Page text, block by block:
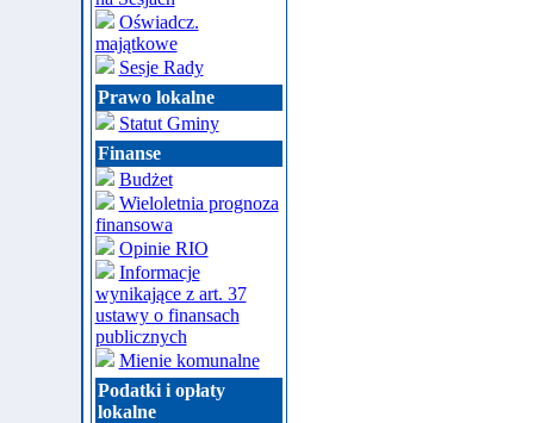
Oświadcz.
majątkowe
Sesje Rady
Prawo lokalne
Statut Gminy
Finanse
Budżet
Wieloletnia prognoza
finansowa
Opinie RIO
Informacje
wynikające z art. 37
ustawy o finansach
publicznych
Mienie komunalne
Podatki i opłaty
lokalne